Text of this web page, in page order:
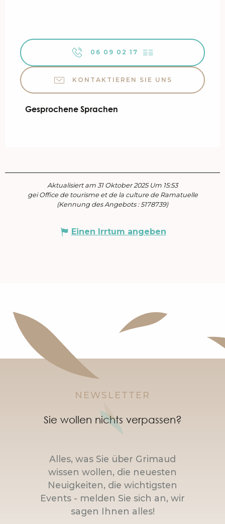
06 09 02 17 ▒▒
KONTAKTIEREN SIE UNS
Gesprochene Sprachen
Gesprochene Sprachen
Aktualisiert am 31 Oktober 2025 Um 15:53
gei Office de tourisme et de la culture de Ramatuelle
(Kennung des Angebots :5178739)
Einen Irrtum angeben
NEWSLETTER
Sie wollen nichts verpassen?
Alles, was Sie über Grimaud
wissen wollen, die neuesten
Neuigkeiten, die wichtigsten
Events - melden Sie sich an, wir
sagen Ihnen alles!